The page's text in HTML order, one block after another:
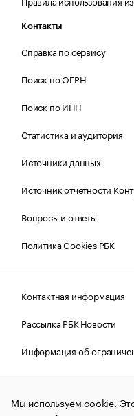
Контакты
Справка по сервису
Поиск по ОГРН
Поиск по ИНН
Статистика и аудитория
Источники данных
Источник отчетности
Вопросы и ответы
Политика Cookies РБК
Контактная информация
Рассылка РБК Новости
Информация об
Правовая информация
© АО
Мы используем cookie.